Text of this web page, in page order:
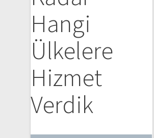
Hangi
Ülkelere
Hizmet
Verdik